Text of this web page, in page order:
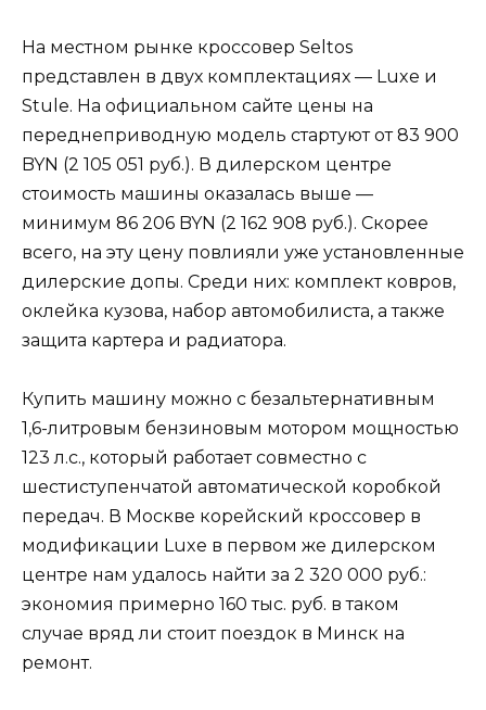
На местном рынке кроссовер Seltos
представлен в двух комплектациях — Luxe и
Stule. На официальном сайте цены на
переднеприводную модель стартуют от 83 900
BYN (2 105 051 руб.). В дилерском центре
стоимость машины оказалась выше —
минимум 86 206 BYN (2 162 908 руб.). Скорее
всего, на эту цену повлияли уже установленные
дилерские допы. Среди них: комплект ковров,
оклейка кузова, набор автомобилиста, а также
защита картера и радиатора.
Купить машину можно с безальтернативным
1,6-литровым бензиновым мотором мощностью
123 л.с., который работает совместно с
шестиступенчатой автоматической коробкой
передач. В Москве корейский кроссовер в
модификации Luxe в первом же дилерском
центре нам удалось найти за 2 320 000 руб.:
экономия примерно 160 тыс. руб. в таком
случае вряд ли стоит поездок в Минск на
ремонт.